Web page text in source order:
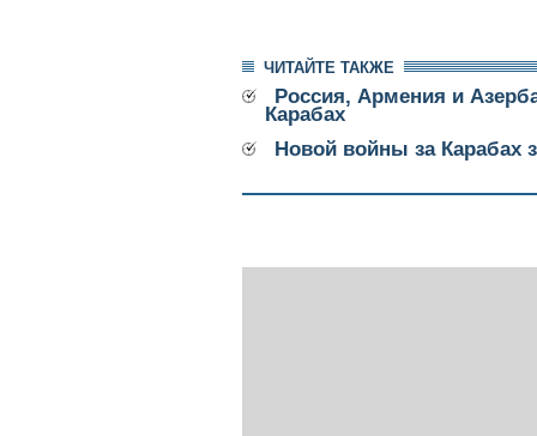
ЧИТАЙТЕ ТАКЖЕ
Россия, Армения и
Карабах
Новой войны за Карабах